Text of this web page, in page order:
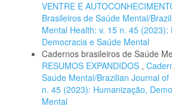
VENTRE E
Brasileiros de Saúde Mental/
Mental Health: v. 15 n. 45 (2023):
Democracia e Saúde Mental
Cadernos brasileiros de Saúde
RESUMOS EXPANDIDOS ,
Saúde Mental/Brazilian Journal
n. 45 (2023): Humanização,
Mental